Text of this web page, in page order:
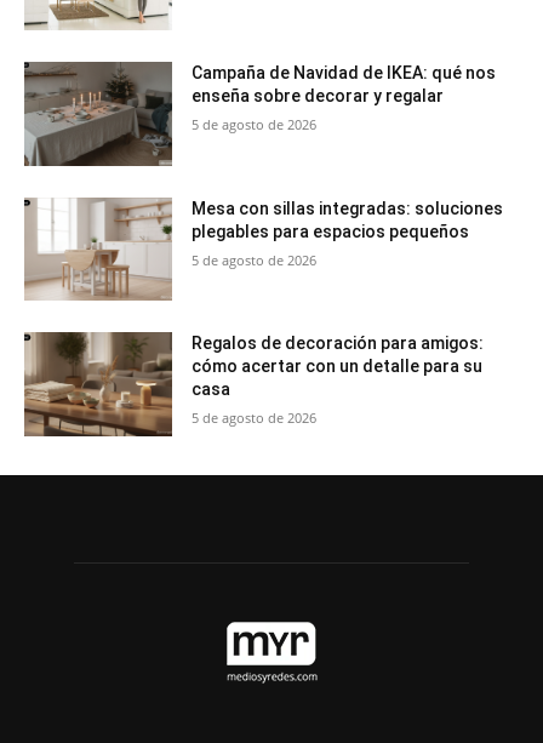
Campaña de Navidad de IKEA: qué nos
enseña sobre decorar y regalar
5 de agosto de 2026
Mesa con sillas integradas: soluciones
plegables para espacios pequeños
5 de agosto de 2026
Regalos de decoración para amigos:
cómo acertar con un detalle para su
casa
5 de agosto de 2026